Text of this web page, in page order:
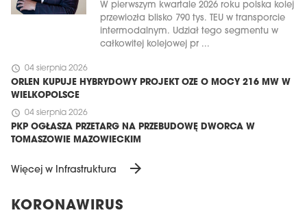
W pierwszym kwartale 2026 roku polska kolej
przewiozła blisko 790 tys. TEU w transporcie
intermodalnym. Udział tego segmentu w
całkowitej kolejowej pr ...
schedule 04 sierpnia 2026
ORLEN KUPUJE HYBRYDOWY PROJEKT OZE O MOCY 216 MW W
WIELKOPOLSCE
schedule 04 sierpnia 2026
PKP OGŁASZA PRZETARG NA PRZEBUDOWĘ DWORCA W
TOMASZOWIE MAZOWIECKIM
Więcej w Infrastruktura arrow_forward
KORONAWIRUS